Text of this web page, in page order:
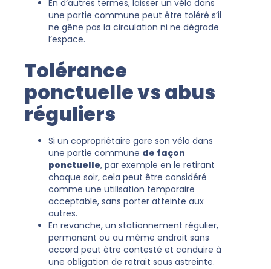
En d’autres termes, laisser un vélo dans
une partie commune peut être toléré s’il
ne gêne pas la circulation ni ne dégrade
l’espace.
Tolérance
ponctuelle vs abus
réguliers
Si un copropriétaire gare son vélo dans
une partie commune de façon
ponctuelle, par exemple en le retirant
chaque soir, cela peut être considéré
comme une utilisation temporaire
acceptable, sans porter atteinte aux
autres.
En revanche, un stationnement régulier,
permanent ou au même endroit sans
accord peut être contesté et conduire à
une obligation de retrait sous astreinte.